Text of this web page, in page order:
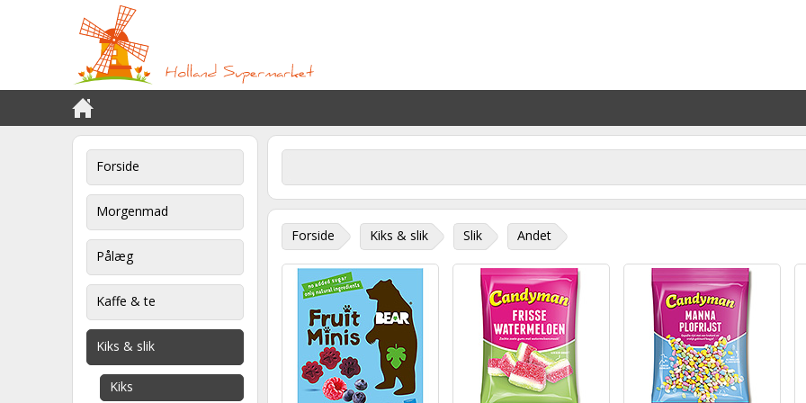
Forside
Morgenmad
Pålæg
Kaffe & te
Kiks & slik
Kiks
Forside Kiks & slik Slik Andet